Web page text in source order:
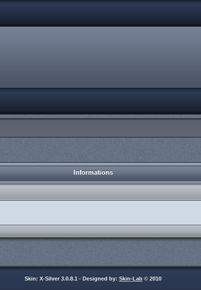
Informations
Skin: X-Silver 3.0.8.1 - Designed by: Skin-Lab © 2010